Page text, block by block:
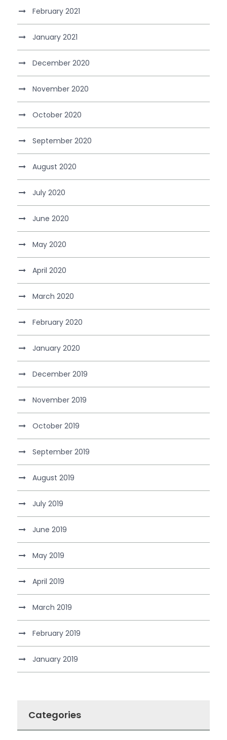
February 2021
January 2021
December 2020
November 2020
October 2020
September 2020
August 2020
July 2020
June 2020
May 2020
April 2020
March 2020
February 2020
January 2020
December 2019
November 2019
October 2019
September 2019
August 2019
July 2019
June 2019
May 2019
April 2019
March 2019
February 2019
January 2019
Categories